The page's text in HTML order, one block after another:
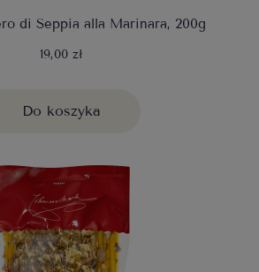
di Seppia alla Marinara, 200g
19,00 zł
Do koszyka